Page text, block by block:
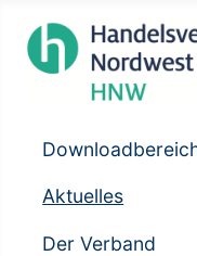
Aktuelles
Der Verband